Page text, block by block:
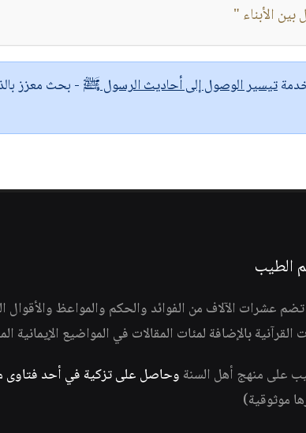
بين الأبناء "
تيسير الوصول إلى أحاديث الرسول ﷺ - بحث معزز
الطيب
عشرات الآلاف من الفوائد والحكم والمواعظ والأقوال
القرآنية بالإضافة لمئات المقالات في المواضيع الإيمانية
على منهج أهل السنة وحاصل على تزكية في أحد فتاوى
موثوقية)